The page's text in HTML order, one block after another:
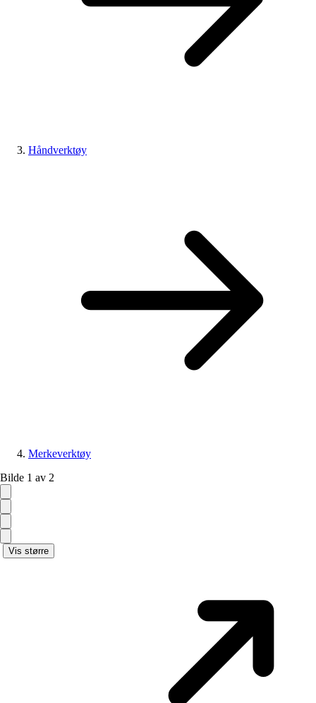
Håndverktøy
Merkeverktøy
Bilde 1 av 2
Vis større